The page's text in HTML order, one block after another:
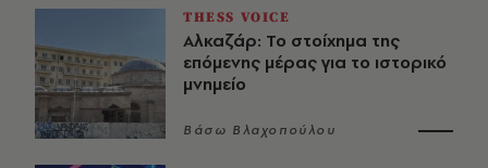
THESS VOICE
Αλκαζάρ: Το στοίχημα της
επόμενης μέρας για το ιστορικό
μνημείο
Βάσω Βλαχοπούλου